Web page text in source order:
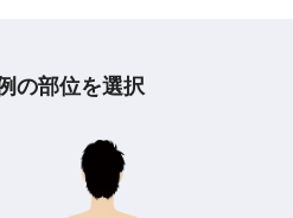
の部位を選択